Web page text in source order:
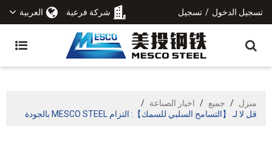
تسجيل الدخول / تسجيل شركة فرعية العربية
منزل / جميع / اخبار الصناعة /
قل لا لـ 【التسامح السلبي للسمك】: التزام MESCO STEEL بالجودة